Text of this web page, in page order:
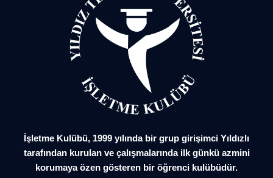
İşletme Kulübü, 1999 yılında bir grup girişimci Yıldızlı
tarafından kurulan ve çalışmalarında ilk günkü azmini
korumaya özen gösteren bir öğrenci kulübüdür.